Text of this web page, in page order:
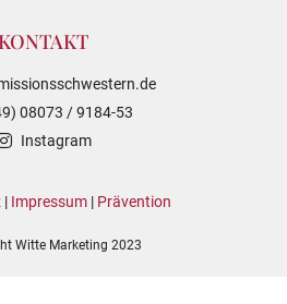
KONTAKT
08073 / 9184-53
Instagram
| Impressum| Prävention
Witte Marketing 2023